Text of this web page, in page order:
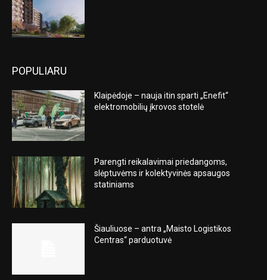
POPULIARU
Klaipėdoje – nauja itin sparti „Enefit“
elektromobilių įkrovos stotelė
Parengti reikalavimai priedangoms,
slėptuvėms ir kolektyvinės apsaugos
statiniams
Šiauliuose – antra „Maisto Logistikos
Centras“ parduotuvė